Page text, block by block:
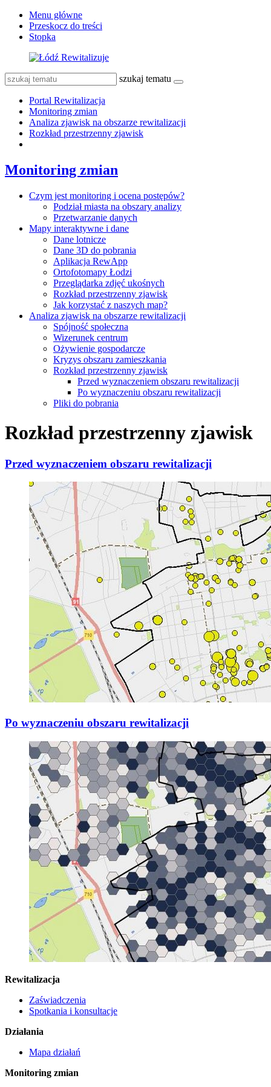
Menu główne
Przeskocz do treści
Stopka
szukaj tematu
Portal Rewitalizacja
Monitoring zmian
Analiza zjawisk na obszarze rewitalizacji
Rozkład przestrzenny zjawisk
Monitoring zmian
Czym jest monitoring i ocena postępów?
Podział miasta na obszary analizy
Przetwarzanie danych
Mapy interaktywne i dane
Dane lotnicze
Dane 3D do pobrania
Aplikacja RewApp
Ortofotomapy Łodzi
Przeglądarka zdjęć ukośnych
Rozkład przestrzenny zjawisk
Jak korzystać z naszych map?
Analiza zjawisk na obszarze rewitalizacji
Spójność społeczna
Wizerunek centrum
Ożywienie gospodarcze
Kryzys obszaru zamieszkania
Rozkład przestrzenny zjawisk
Przed wyznaczeniem obszaru rewitalizacji
Po wyznaczeniu obszaru rewitalizacji
Pliki do pobrania
Rozkład przestrzenny zjawisk
Przed wyznaczeniem obszaru rewitalizacji
Po wyznaczeniu obszaru rewitalizacji
Rewitalizacja
Zaświadczenia
Spotkania i konsultacje
Działania
Mapa działań
Monitoring zmian